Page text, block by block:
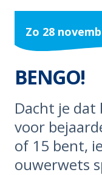
Zo 28
BENGO!
Dacht je
voor
of 15 bent,
ouwerwets